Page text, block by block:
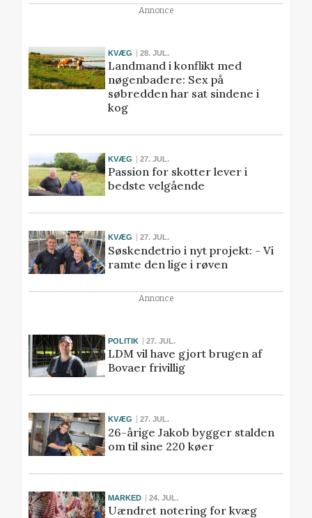
Annonce
KVÆG 28. JUL.
Landmand i konflikt med
nøgenbadere: Sex på
søbredden har sat sindene i
kog
KVÆG 27. JUL.
Passion for skotter lever i
bedste velgående
KVÆG 27. JUL.
Søskendetrio i nyt projekt: - Vi
ramte den lige i røven
Annonce
POLITIK 27. JUL.
LDM vil have gjort brugen af
Bovaer frivillig
KVÆG 27. JUL.
26-årige Jakob bygger stalden
om til sine 220 køer
MARKED 24. JUL.
Uændret notering for kvæg